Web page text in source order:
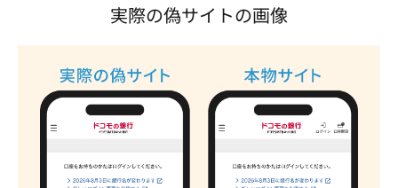
実際の偽サイトの画像